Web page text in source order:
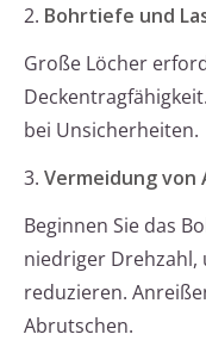
2. Bohrtiefe und
Große Löcher
bei Unsicherheiten.
3. Vermeidung von
Beginnen Sie das
niedriger Drehzahl,
reduzieren.
Abrutschen.